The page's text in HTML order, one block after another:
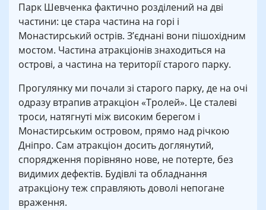
Парк Шевченка фактично розділений на дві
частини: це стара частина на горі і
Монастирський острів. З’єднані вони пішохідним
мостом. Частина атракціонів знаходиться на
острові, а частина на території старого парку.
Прогулянку ми почали зі старого парку, де на очі
одразу втрапив атракціон «Тролей». Це сталеві
троси, натягнуті між високим берегом і
Монастирським островом, прямо над річкою
Дніпро. Сам атракціон досить доглянутий,
спорядження порівняно нове, не потерте, без
видимих дефектів. Будівлі та обладнання
атракціону теж справляють доволі непогане
враження.